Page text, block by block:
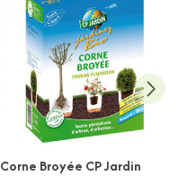
Corne Broyée CP Jardin